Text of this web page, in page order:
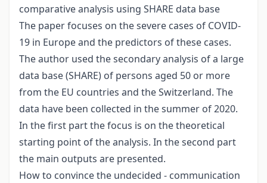
comparative analysis using SHARE data base
The paper focuses on the severe cases of COVID-
19 in Europe and the predictors of these cases.
The author used the secondary analysis of a large
data base (SHARE) of persons aged 50 or more
from the EU countries and the Switzerland. The
data have been collected in the summer of 2020.
In the first part the focus is on the theoretical
starting point of the analysis. In the second part
the main outputs are presented.
How to convince the undecided - communication